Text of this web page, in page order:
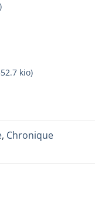
kio)
, Chronique